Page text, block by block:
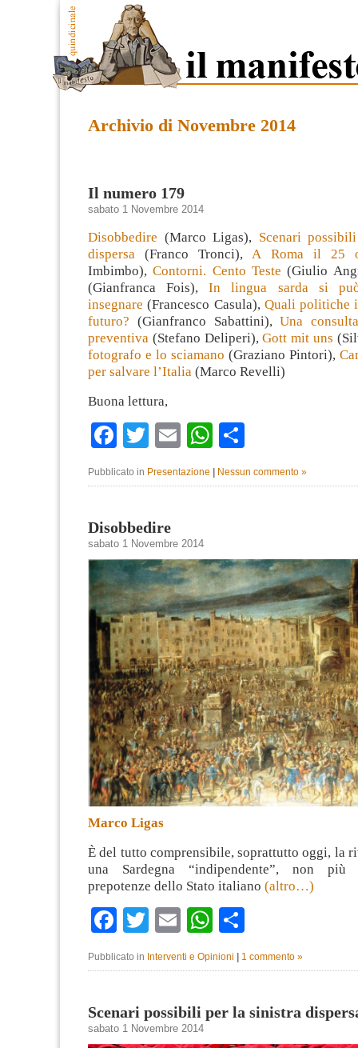
Archivio di Novembre 2014
Il numero 179
sabato 1 Novembre 2014
Disobbedire (Marco Ligas), Scenari
dispersa (Franco Tronci),A Roma il 25
Imbimbo),Contorni. Cento Teste (Giulio
(Gianfranca Fois),In lingua sarda si
insegnare (Francesco Casula), Quali politiche
futuro? (Gianfranco Sabattini),Una
preventiva (Stefano Deliperi),Gott mit uns
fotografo e lo sciamano (Graziano Pintori),
per salvare l’Italia (Marco Revelli)
Buona lettura,
Facebook
TwitterEmailWhatsApp
Pubblicato in Presentazione Nessun commento »
Disobbedire
sabato 1 Novembre 2014
Marco Ligas
È del tutto comprensibile, soprattutto oggi, la
una Sardegna “indipendente”, non più
prepotenze dello Stato italiano (altro…)
Facebook
TwitterEmailWhatsApp
Pubblicato in Interventi e Opinioni | 1 commento »
Scenari possibili per la sinistra
sabato 1 Novembre 2014